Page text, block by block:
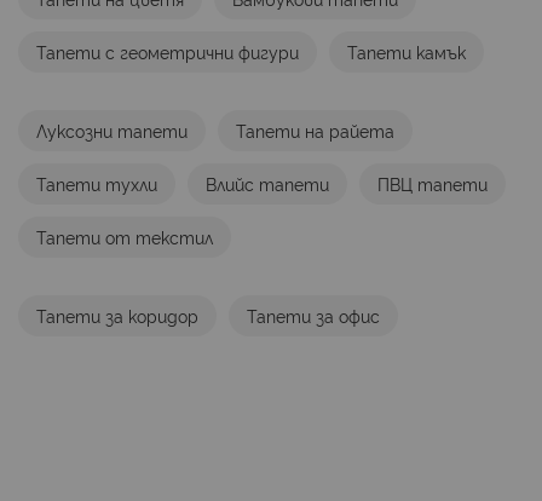
Тапети с геометрични фигури Тапети камък
Луксозни тапети Тапети на райета
Тапети тухли Влийс тапети ПВЦ тапети
Тапети от текстил
Тапети за коридор Тапети за офис